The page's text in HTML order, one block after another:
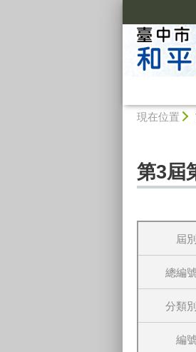
現在位置
第3屆
屆別
總編號
分類別
編號